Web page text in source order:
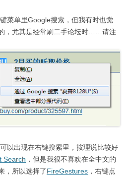
菜单里Google搜索，但我有时也觉
，尤其是经常刷二手论坛时……请注
以出现在右键搜索里，按理说比较好
Search ，但是我很不喜欢在全中文的
，所以选择了FireGestures ，右键点